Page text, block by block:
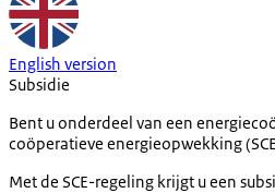
English version
Subsidie
Bent u onderdeel van een
coöperatieve energieopwekking
Met de SCE-regeling krijgt u een